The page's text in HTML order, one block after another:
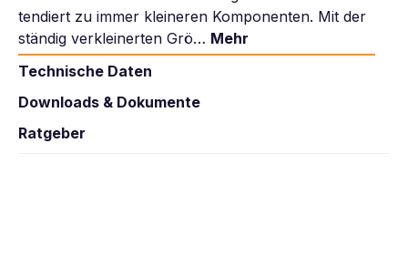
tendiert zu immer kleineren Komponenten. Mit der
ständig verkleinerten Grö… Mehr
Technische Daten
Downloads & Dokumente
Ratgeber